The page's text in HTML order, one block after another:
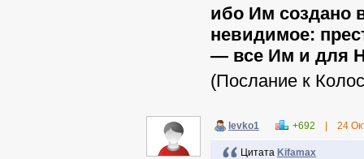
ибо Им создано
невидимое:
— все Им и для
(Послание к
levko1 +692 24
Цитата Kifamax